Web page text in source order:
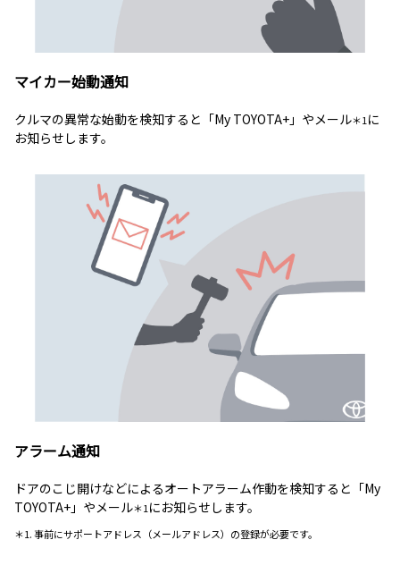
マイカー始動通知
クルマの異常な始動を検知すると「My TOYOTA+」やメール＊1 に
お知らせします。
アラーム通知
ドアのこじ開けなどによるオートアラーム作動を検知すると「My
TOYOTA+」やメール＊1 にお知らせします。
＊1. 事前にサポートアドレス（メールアドレス）の登録が必要です。